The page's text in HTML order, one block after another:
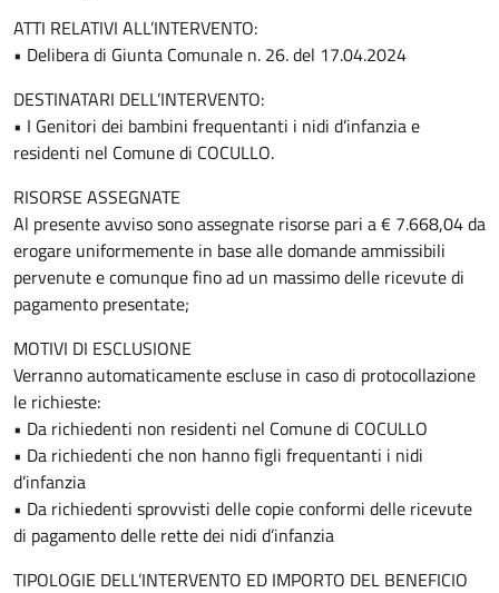
ATTI RELATIVI ALL’INTERVENTO:
• Delibera di Giunta Comunale n. 26. del 17.04.2024
DESTINATARI DELL’INTERVENTO:
• I Genitori dei bambini frequentanti i nidi d’infanzia e
residenti nel Comune di COCULLO.
RISORSE ASSEGNATE
Al presente avviso sono assegnate risorse pari a € 7.668,04 da
erogare uniformemente in base alle domande ammissibili
pervenute e comunque fino ad un massimo delle ricevute di
pagamento presentate;
MOTIVI DI ESCLUSIONE
Verranno automaticamente escluse in caso di protocollazione
le richieste:
• Da richiedenti non residenti nel Comune di COCULLO
• Da richiedenti che non hanno figli frequentanti i nidi
d’infanzia
• Da richiedenti sprovvisti delle copie conformi delle ricevute
di pagamento delle rette dei nidi d’infanzia
TIPOLOGIE DELL’INTERVENTO ED IMPORTO DEL BENEFICIO